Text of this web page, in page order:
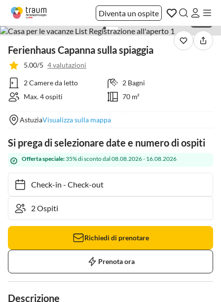
Diventa un ospite
Ferienhaus Capanna sulla spiaggia
5.00/5 4 valutazioni
2 Camere da letto
2 Bagni
Max. 4 ospiti
70 m²
AstuziaVisualizza sulla mappa
Si prega di selezionare date e numero di ospiti
Offerta speciale: 35% di sconto dal 08.08.2026 - 16.08.2026
Check-in- Check-out
Richiedi di prenotare
Prenota ora
Descrizione